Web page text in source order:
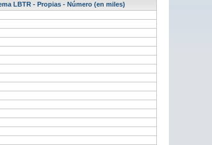
LBTR - Propias - Número (en miles)